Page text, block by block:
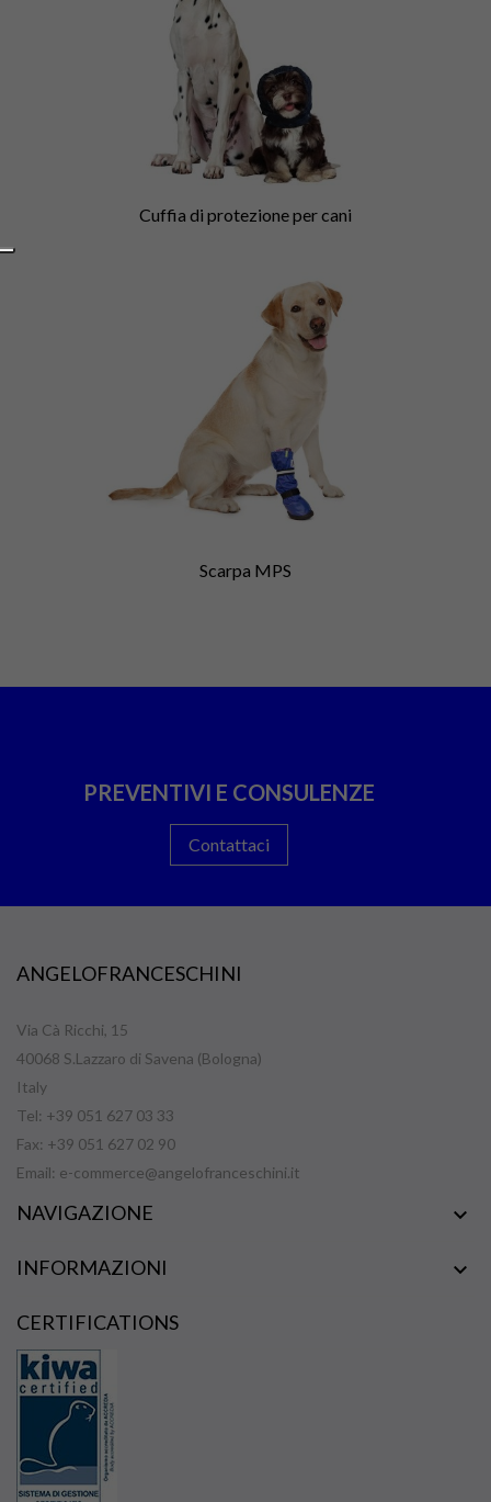
Cuffia di protezione per cani
Scarpa MPS
PREVENTIVI E CONSULENZE
Contattaci
ANGELOFRANCESCHINI
Via Cà Ricchi, 15
40068 S.Lazzaro di Savena (Bologna)
Italy
Tel: +39 051 627 03 33
Fax: +39 051 627 02 90
Email: e-commerce@angelofranceschini.it
NAVIGAZIONE 
INFORMAZIONI 
CERTIFICATIONS